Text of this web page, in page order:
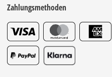
Zahlungsmethoden